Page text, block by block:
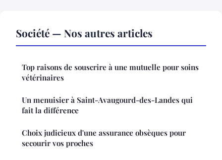
Société — Nos autres articles
Top raisons de souscrire à une mutuelle pour soins
vétérinaires
Un menuisier à Saint-Avaugourd-des-Landes qui
fait la différence
Choix judicieux d'une assurance obsèques pour
secourir vos proches